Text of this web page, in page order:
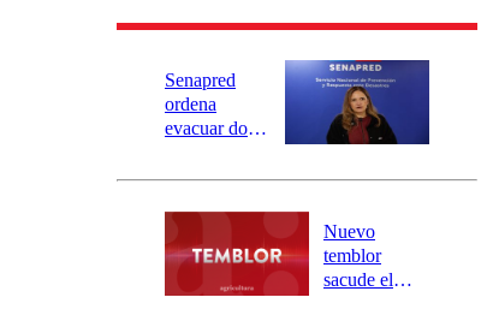
Senapred
ordena
evacuar dos
Carahue por
río Damas:
activa
mensajería
SAE
Nuevo
temblor
sacude el